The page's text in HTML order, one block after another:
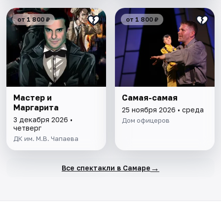
от 1 800 ₽
Мастер и
Маргарита
3 декабря 2026 •
четверг
ДК им. М.В. Чапаева
от 1 800 ₽
Самая-самая
25 ноября 2026 • среда
Дом офицеров
Все спектакли в Самаре →